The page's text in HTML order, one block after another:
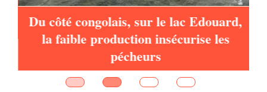
Du côté congolais, sur le lac Edouard,
la faible production insécurise les
pécheurs